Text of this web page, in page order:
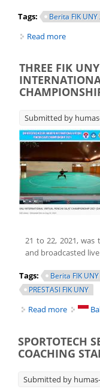
Tags: Berita FIK UNY
Read more
THREE FIK
Submitted by
21 to 22, 2021, was
and broadcasted
Tags: Berita FIK
PRESTASI FIK UNY
Read more about
SPORTOTECH
COACHING
Submitted by